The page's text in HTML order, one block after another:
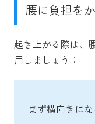
腰に負担を
起き上がる際は、
用しましょう：
まず横向きにな